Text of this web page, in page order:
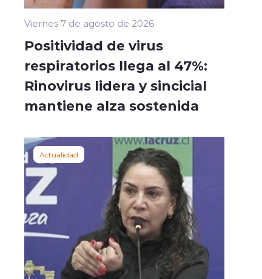
Viernes 7 de agosto de 2026
Positividad de virus
respiratorios llega al 47%:
Rinovirus lidera y sincicial
mantiene alza sostenida
Actualidad